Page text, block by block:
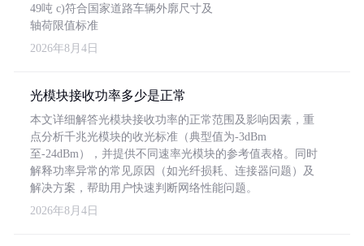
49吨 c)符合国家道路车辆外廓尺寸及
轴荷限值标准
2026年8月4日
光模块接收功率多少是正常
本文详细解答光模块接收功率的正常范围及影响因素，重
点分析千兆光模块的收光标准（典型值为-3dBm
至-24dBm），并提供不同速率光模块的参考值表格。同时
解释功率异常的常见原因（如光纤损耗、连接器问题）及
解决方案，帮助用户快速判断网络性能问题。
2026年8月4日